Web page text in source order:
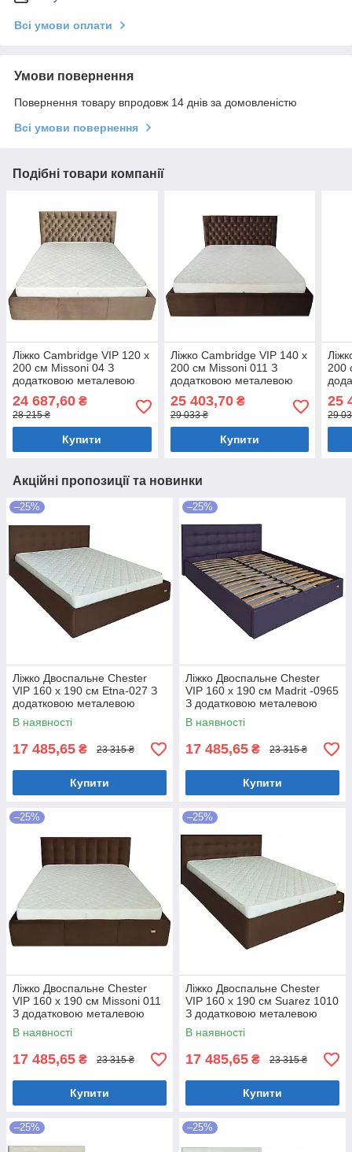
Всі умови оплати
Умови повернення
Повернення товару впродовж 14 днів за домовленістю
Всі умови повернення
Подібні товари компанії
Ліжко Cambridge VIP 120 х
200 см Missoni 04 З
додатковою металевою
цільнозварною рамою
Світло-коричневий
24 687,60 ₴
28 215 ₴
Купити
Ліжко Cambridge VIP 140 х
200 см Missoni 011 З
додатковою металевою
цільнозварною рамою
Темно-коричневий
25 403,70₴
29 033 ₴
Купити
200
25
29
Акційні пропозиції та новинки
–25%
Ліжко Двоспальне Chester
VIP 160 х 190 см Etna-027 З
додатковою металевою
цільнозварною рамою
Коричневий
В наявності
17 485,65 ₴ 23 315 ₴
Купити
–25%
Ліжко Двоспальне Chester
VIP 160 х 190 см Madrit -0965
З додатковою металевою
цільнозварною рамою
Фіолетовий
В наявності
17 485,65 ₴ 23 315 ₴
Купити
–25%
Ліжко Двоспальне Chester
VIP 160 х 190 см Missoni 011
З додатковою металевою
цільнозварною рамою
Темно-коричневий
В наявності
17 485,65 ₴ 23 315 ₴
Купити
–25%
Ліжко Двоспальне Chester
VIP 160 х 190 см Suarez 1010
З додатковою металевою
цільнозварною рамою
Коричневий
В наявності
17 485,65 ₴ 23 315 ₴
Купити
–25% –25%